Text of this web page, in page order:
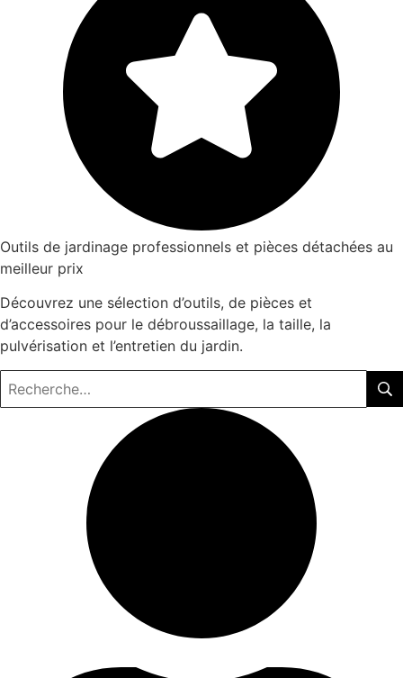
Outils de jardinage professionnels et pièces détachées au
meilleur prix
Découvrez une sélection d’outils, de pièces et
d’accessoires pour le débroussaillage, la taille, la
pulvérisation et l’entretien du jardin.